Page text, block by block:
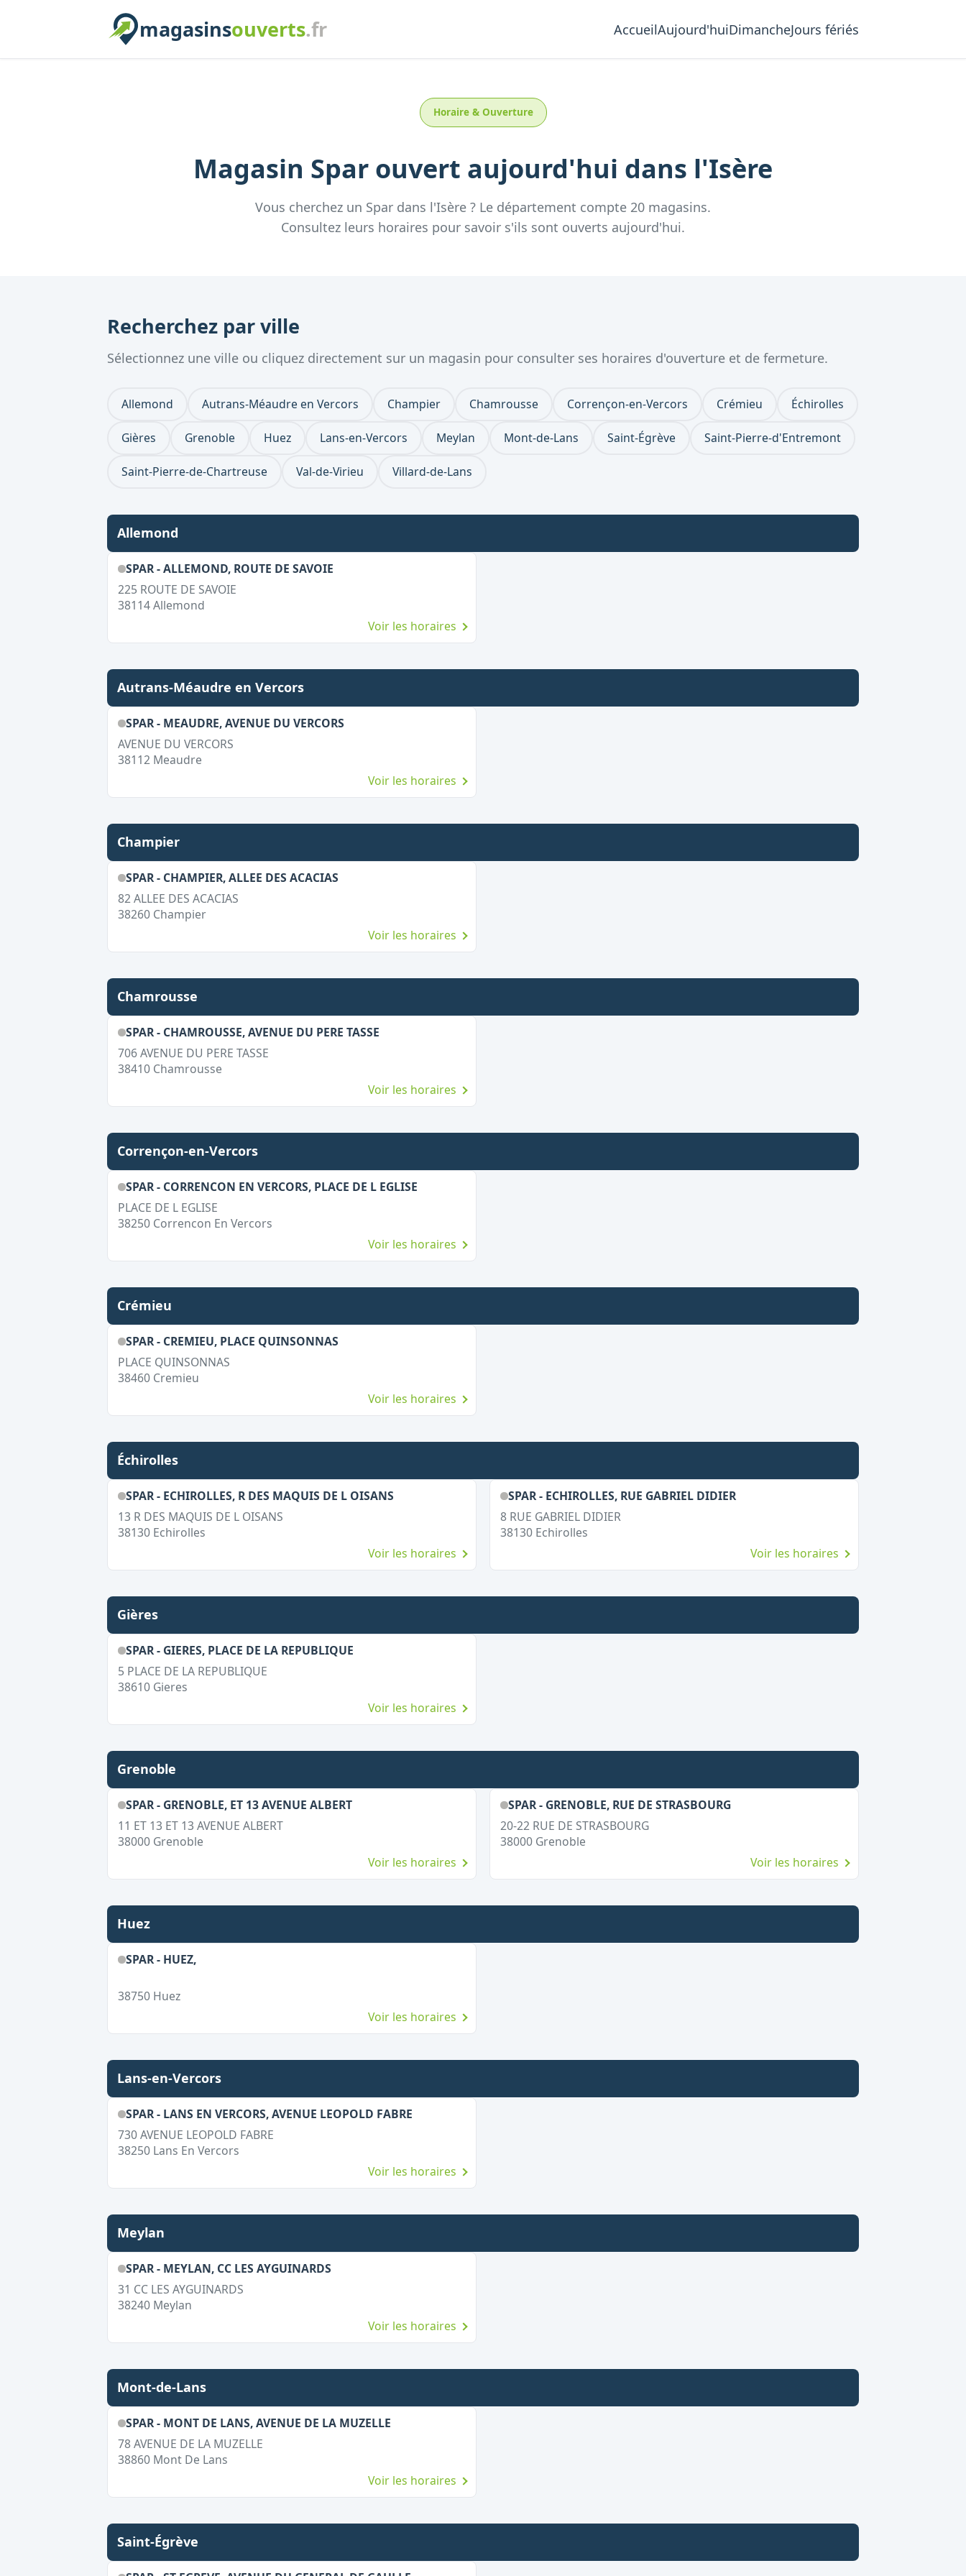
magasinsouverts.fr AccueilAujourd'huiDimancheJours fériés
Horaire & Ouverture
Magasin Spar ouvert aujourd'hui dans l'Isère
Vous cherchez un Spar dans l'Isère ? Le département compte 20 magasins.
Consultez leurs horaires pour savoir s'ils sont ouverts aujourd'hui.
Recherchez par ville
Sélectionnez une ville ou cliquez directement sur un magasin pour consulter ses horaires d'ouverture et de fermeture.
Allemond Autrans-Méaudre en Vercors Champier Chamrousse Corrençon-en-Vercors Crémieu Échirolles
Gières Grenoble Huez Lans-en-Vercors Meylan Mont-de-Lans Saint-Égrève Saint-Pierre-d'Entremont
Saint-Pierre-de-Chartreuse Val-de-Virieu Villard-de-Lans
Allemond
SPAR - ALLEMOND, ROUTE DE SAVOIE
225 ROUTE DE SAVOIE
38114 Allemond
Voir les horaires
Autrans-Méaudre en Vercors
SPAR - MEAUDRE, AVENUE DU VERCORS
AVENUE DU VERCORS
38112 Meaudre
Voir les horaires
Champier
SPAR - CHAMPIER, ALLEE DES ACACIAS
82 ALLEE DES ACACIAS
38260 Champier
Voir les horaires
Chamrousse
SPAR - CHAMROUSSE, AVENUE DU PERE TASSE
706 AVENUE DU PERE TASSE
38410 Chamrousse
Voir les horaires
Corrençon-en-Vercors
SPAR - CORRENCON EN VERCORS, PLACE DE L EGLISE
PLACE DE L EGLISE
38250 Correncon En Vercors
Voir les horaires
Crémieu
SPAR - CREMIEU, PLACE QUINSONNAS
PLACE QUINSONNAS
38460 Cremieu
Voir les horaires
Échirolles
SPAR - ECHIROLLES, R DES MAQUIS DE L OISANS
13 R DES MAQUIS DE L OISANS
38130 Echirolles
Voir les horaires
SPAR - ECHIROLLES, RUE GABRIEL DIDIER
8 RUE GABRIEL DIDIER
38130 Echirolles
Voir les horaires
Gières
SPAR - GIERES, PLACE DE LA REPUBLIQUE
5 PLACE DE LA REPUBLIQUE
38610 Gieres
Voir les horaires
Grenoble
SPAR - GRENOBLE, ET 13 AVENUE ALBERT
11 ET 13 ET 13 AVENUE ALBERT
38000 Grenoble
Voir les horaires
SPAR - GRENOBLE, RUE DE STRASBOURG
20-22 RUE DE STRASBOURG
38000 Grenoble
Voir les horaires
Huez
SPAR - HUEZ,
38750 Huez
Voir les horaires
Lans-en-Vercors
SPAR - LANS EN VERCORS, AVENUE LEOPOLD FABRE
730 AVENUE LEOPOLD FABRE
38250 Lans En Vercors
Voir les horaires
Meylan
SPAR - MEYLAN, CC LES AYGUINARDS
31 CC LES AYGUINARDS
38240 Meylan
Voir les horaires
Mont-de-Lans
SPAR - MONT DE LANS, AVENUE DE LA MUZELLE
78 AVENUE DE LA MUZELLE
38860 Mont De Lans
Voir les horaires
Saint-Égrève